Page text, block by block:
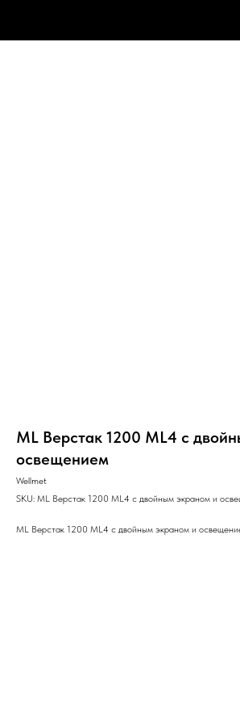
ML Верстак 1200 ML4 с
освещением
Wellmet
SKU: ML Верстак 1200 ML4 с двойным экраном и
ML Верстак 1200 ML4 с двойным экраном и